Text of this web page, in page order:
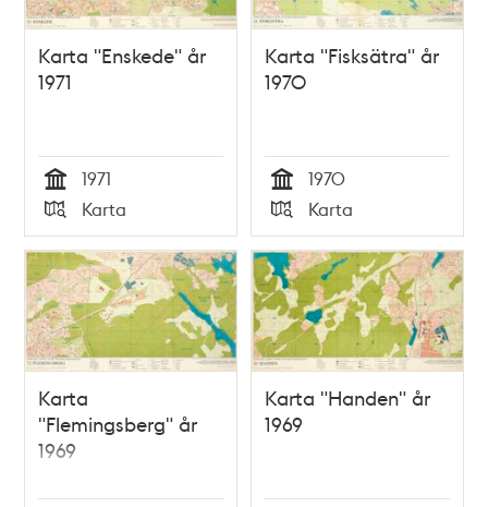
Karta "Enskede" år
1971
Tid
1971
Typ
Karta
Karta "Fisksätra" år
1970
Tid
1970
Typ
Karta
Karta
"Flemingsberg" år
1969
Karta "Handen" år
1969